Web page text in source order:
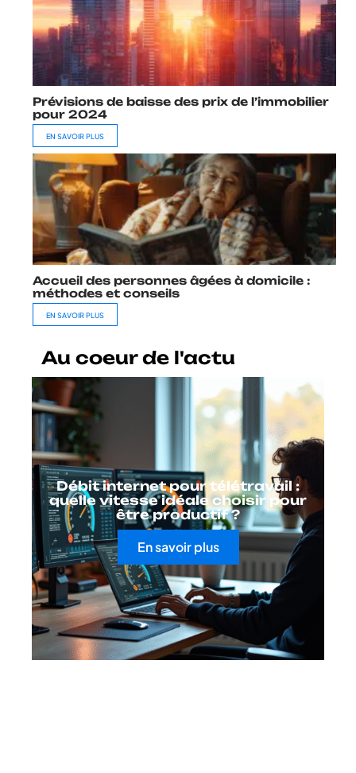
Prévisions de baisse des prix de l’immobilier
pour 2024
EN SAVOIR PLUS
Accueil des personnes âgées à domicile :
méthodes et conseils
EN SAVOIR PLUS
Au coeur de l'actu
Débit internet pour télétravail :
quelle vitesse idéale choisir pour
être productif ?
En savoir plus